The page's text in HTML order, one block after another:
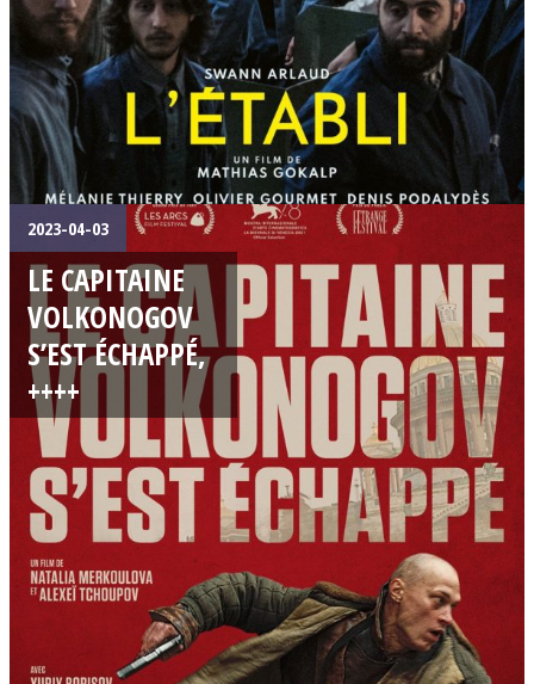
2023-04-03
LE CAPITAINE
VOLKONOGOV
S’EST ÉCHAPPÉ,
++++